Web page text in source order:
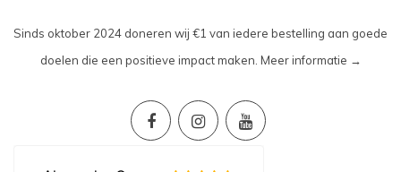
Sinds oktober 2024 doneren wij €1 van iedere bestelling aan goede
doelen die een positieve impact maken. Meer informatie →